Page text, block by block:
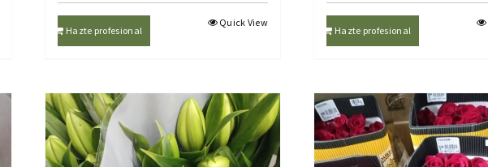
Hazte profesional
Quick View
Hazte profesional